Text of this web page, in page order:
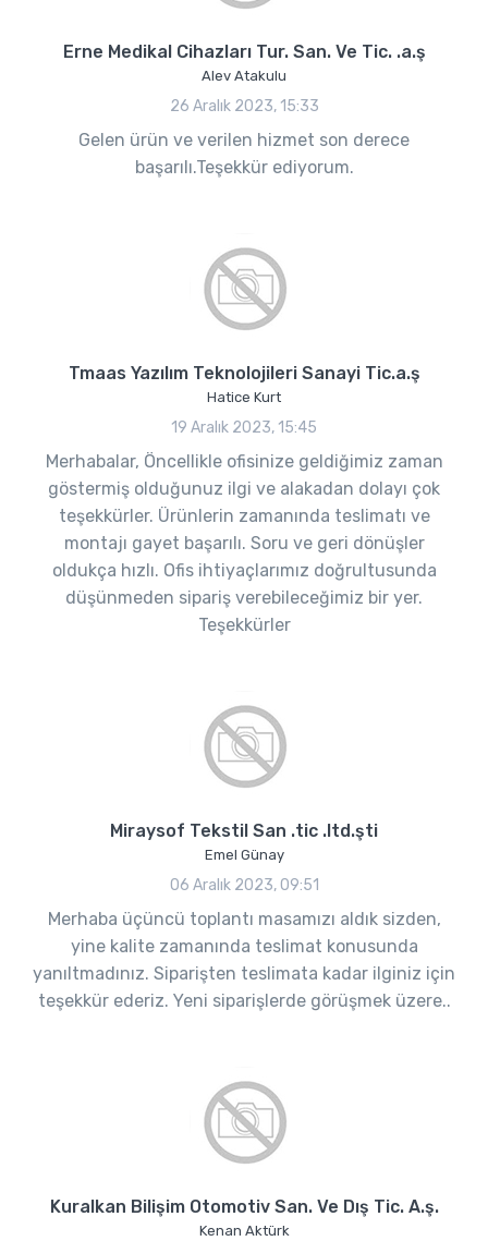
Erne Medikal Cihazları Tur. San. Ve Tic. .a.ş
Alev Atakulu
26 Aralık 2023, 15:33
Gelen ürün ve verilen hizmet son derece
başarılı.Teşekkür ediyorum.
Tmaas Yazılım Teknolojileri Sanayi Tic.a.ş
Hatice Kurt
19 Aralık 2023, 15:45
Merhabalar, Öncellikle ofisinize geldiğimiz zaman
göstermiş olduğunuz ilgi ve alakadan dolayı çok
teşekkürler. Ürünlerin zamanında teslimatı ve
montajı gayet başarılı. Soru ve geri dönüşler
oldukça hızlı. Ofis ihtiyaçlarımız doğrultusunda
düşünmeden sipariş verebileceğimiz bir yer.
Teşekkürler
Miraysof Tekstil San .tic .ltd.şti
Emel Günay
06 Aralık 2023, 09:51
Merhaba üçüncü toplantı masamızı aldık sizden,
yine kalite zamanında teslimat konusunda
yanıltmadınız. Siparişten teslimata kadar ilginiz için
teşekkür ederiz. Yeni siparişlerde görüşmek üzere..
Kuralkan Bilişim Otomotiv San. Ve Dış Tic. A.ş.
Kenan Aktürk